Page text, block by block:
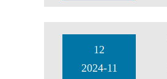
12
2024-11